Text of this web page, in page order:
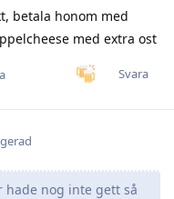
betala honom med
med extra ost
Svara
nog inte gett så